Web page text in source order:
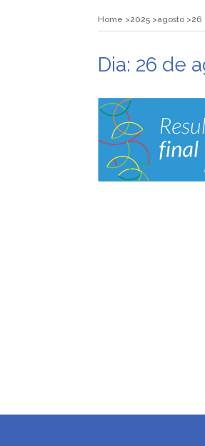
Home 2025 agosto 26
Dia: 26 de